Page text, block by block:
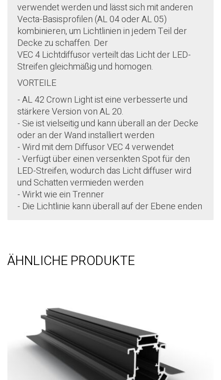
verwendet werden und lässt sich mit anderen
Vecta-Basisprofilen (AL 04 oder AL 05)
kombinieren, um Lichtlinien in jedem Teil der
Decke zu schaffen. Der
VEC 4 Lichtdiffusor verteilt das Licht der LED-
Streifen gleichmäßig und homogen.
VORTEILE
- AL 42 Crown Light ist eine verbesserte und
stärkere Version von AL 20.
- Sie ist vielseitig und kann überall an der Decke
oder an der Wand installiert werden
- Wird mit dem Diffusor VEC 4 verwendet
- Verfügt über einen versenkten Spot für den
LED-Streifen, wodurch das Licht diffuser wird
und Schatten vermieden werden
- Wirkt wie ein Trenner
- Die Lichtlinie kann überall auf der Ebene enden
ÄHNLICHE PRODUKTE